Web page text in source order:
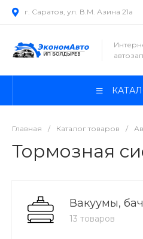
г. Саратов, ул. В.М. Азина 21а
Главная / Каталог товаров /
Тормозная
Вакуумы,
13 товаров